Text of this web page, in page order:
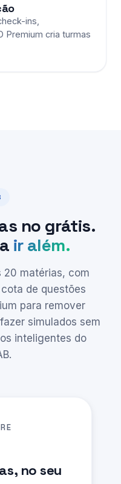
ins,
Premium cria turmas
no grátis.
ir além.
20 matérias, com
de questões
para remover
simulados sem
inteligentes do
no seu